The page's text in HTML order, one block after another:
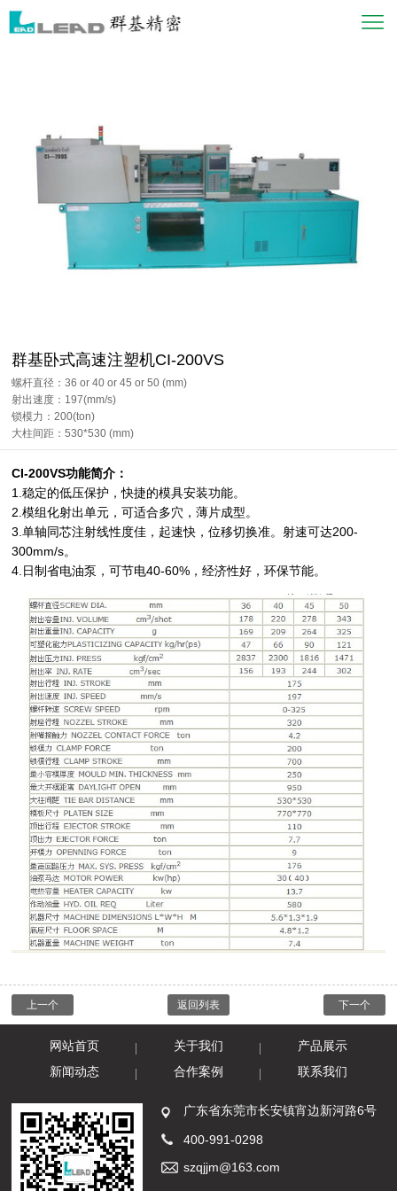
群基卧式高速注塑机CI-200VS
螺杆直径：36 or 40 or 45 or 50 (mm)
射出速度：197(mm/s)
锁模力：200(ton)
大柱间距：530*530 (mm)
CI-200VS功能简介：
1.稳定的低压保护，快捷的模具安装功能。
2.模组化射出单元，可适合多穴，薄片成型。
3.单轴同芯注射线性度佳，起速快，位移切换准。射速可达200-
300mm/s。
4.日制省电油泵，可节电40-60%，经济性好，环保节能。
上一个 下一个
返回列表
网站首页 关于我们
产品展示
新闻动态
合作案例 联系我们
广东省东莞市长安镇宵边新河路6号
400-991-0298
szqjjm@163.com